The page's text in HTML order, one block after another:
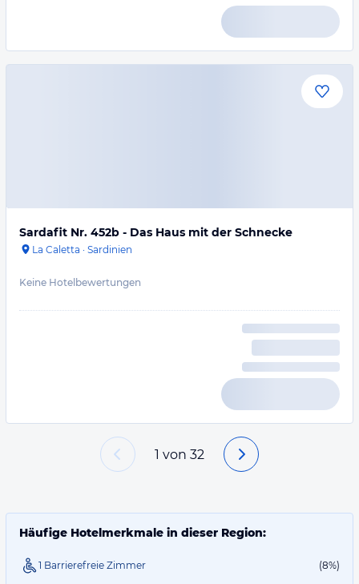
Sardafit Nr. 452b - Das Haus mit der Schnecke
La Caletta · Sardinien
Keine Hotelbewertungen
1 von 32
Häufige Hotelmerkmale in dieser Region:
1 Barrierefreie Zimmer (8%)